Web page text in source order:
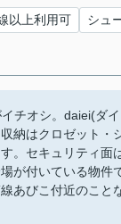
以上利用可 シュ
チオシ。daiei(ダ
納はクロゼット・
。セキュリティ
が付いている物
あびこ付近のこ